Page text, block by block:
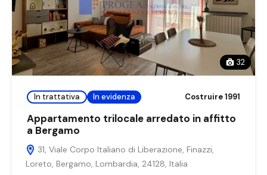
32
In trattativa In evidenza Costruire 1991
Appartamento trilocale arredato in affitto
a Bergamo
31, Viale Corpo Italiano di Liberazione, Finazzi,
Loreto, Bergamo, Lombardia, 24128, Italia